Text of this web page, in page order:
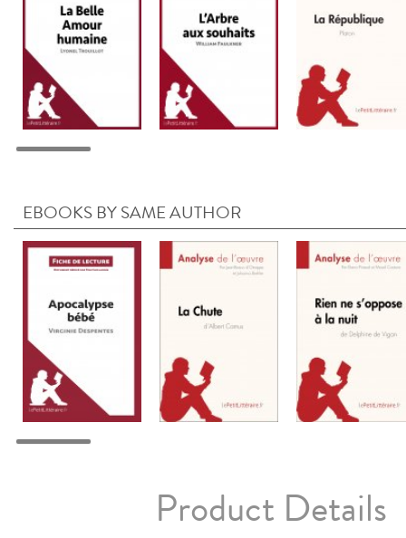
EBOOKS BY SAME AUTHOR
Product Details